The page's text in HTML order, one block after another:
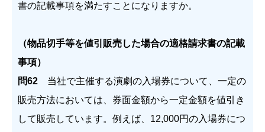
書の記載事項を満たすことになりますか。
（物品切手等を値引販売した場合の適格請求書の記載
事項）
問62 当社で主催する演劇の入場券について、一定の
販売方法においては、券面金額から一定金額を値引き
して販売しています。例えば、12,000円の入場券につ